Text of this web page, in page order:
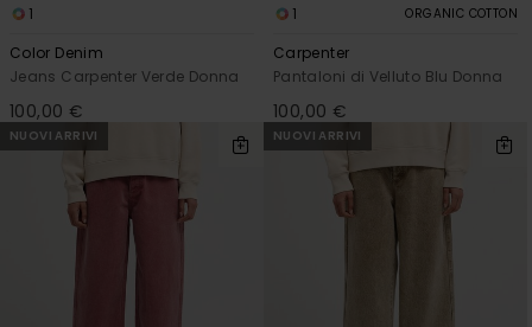
1
Color Denim
Jeans Carpenter Verde Donna
100,00 €
1 ORGANIC COTTON
Carpenter
Pantaloni di Velluto Blu Donna
100,00 €
NUOVI ARRIVI NUOVI ARRIVI